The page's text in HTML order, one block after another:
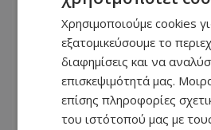
Χρησιμοποιούμε cookies
εξατομικεύσουμε το
διαφημίσεις και να
επισκεψιμότητά μας.
επίσης πληροφορίες
του ιστότοπού μας με